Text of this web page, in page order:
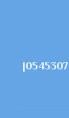
شركة مكافحة الحمام في العين |0545307678|